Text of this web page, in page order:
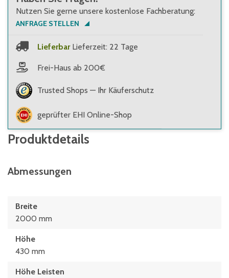
Nutzen Sie gerne unsere kostenlose Fachberatung:
ANFRAGE STELLEN
Lieferbar Lieferzeit: 22 Tage
Frei-Haus ab 200€
Trusted Shops — Ihr Käuferschutz
geprüfter EHI Online-Shop
Produktdetails
Abmessungen
Breite
2000 mm
Höhe
430 mm
Höhe Leisten